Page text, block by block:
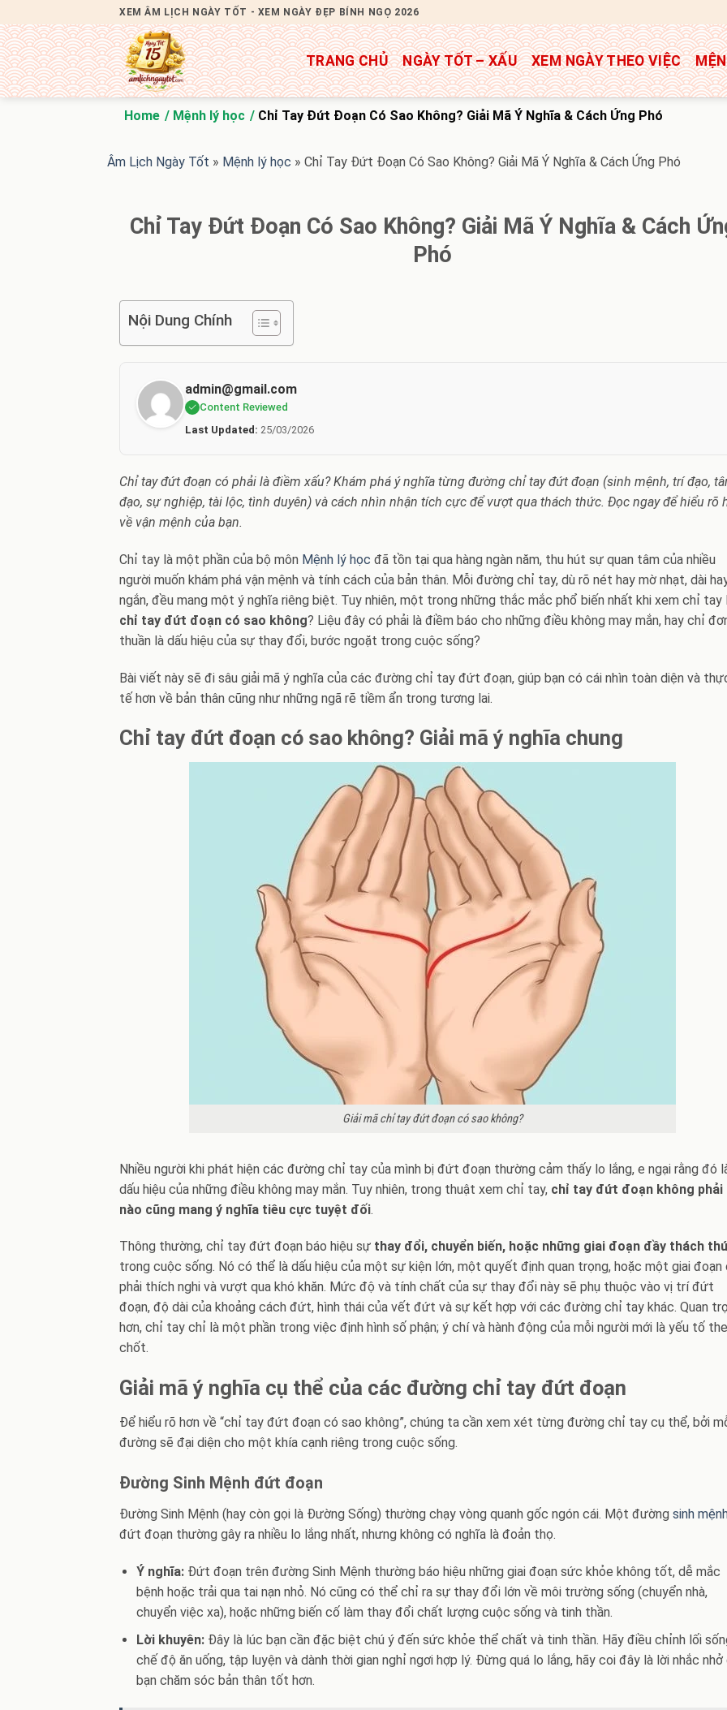
qua
nội
dung
XEM ÂM LỊCH NGÀY TỐT - XEM NGÀY ĐẸP BÍNH NGỌ 2026
TRANG CHỦ NGÀY TỐT – XẤU XEM NGÀY THEO VIỆC
Home Mệnh lý học Chỉ Tay Đứt Đoạn Có Sao Không? Giải Mã Ý Nghĩa & Cách Ứng Phó
Âm Lịch Ngày Tốt » Mệnh lý học » Chỉ Tay Đứt Đoạn Có Sao Không? Giải Mã Ý Nghĩa & Cách Ứng Phó
Chỉ Tay Đứt Đoạn Có Sao Không? Giải Mã Ý Nghĩa & Cách
Phó
Nội Dung Chính
admin@gmail.com
Content Reviewed
Last Updated: 25/03/2026
Chỉ tay đứt đoạn có phải là điềm xấu? Khám phá ý nghĩa từng đường chỉ tay đứt đoạn (sinh mệnh, trí đạo,
đạo, sự nghiệp, tài lộc, tình duyên) và cách nhìn nhận tích cực để vượt qua thách thức. Đọc ngay để hiểu rõ
về vận mệnh của bạn.
Chỉ tay là một phần của bộ môn Mệnh lý học đã tồn tại qua hàng ngàn năm, thu hút sự quan tâm của nhiều
người muốn khám phá vận mệnh và tính cách của bản thân. Mỗi đường chỉ tay, dù rõ nét hay mờ nhạt, dài
ngắn, đều mang một ý nghĩa riêng biệt. Tuy nhiên, một trong những thắc mắc phổ biến nhất khi xem chỉ tay
chỉ tay đứt đoạn có sao không? Liệu đây có phải là điềm báo cho những điều không may mắn, hay chỉ
thuần là dấu hiệu của sự thay đổi, bước ngoặt trong cuộc sống?
Bài viết này sẽ đi sâu giải mã ý nghĩa của các đường chỉ tay đứt đoạn, giúp bạn có cái nhìn toàn diện và
tế hơn về bản thân cũng như những ngã rẽ tiềm ẩn trong tương lai.
Chỉ tay đứt đoạn có sao không? Giải mã ý nghĩa chung
Giải mã chỉ tay đứt đoạn có sao không?
Nhiều người khi phát hiện các đường chỉ tay của mình bị đứt đoạn thường cảm thấy lo lắng, e ngại rằng đó
dấu hiệu của những điều không may mắn. Tuy nhiên, trong thuật xem chỉ tay, chỉ tay đứt đoạn không phải
nào cũng mang ý nghĩa tiêu cực tuyệt đối.
Thông thường, chỉ tay đứt đoạn báo hiệu sự thay đổi, chuyển biến, hoặc những giai đoạn đầy thách
trong cuộc sống. Nó có thể là dấu hiệu của một sự kiện lớn, một quyết định quan trọng, hoặc một giai đoạn
phải thích nghi và vượt qua khó khăn. Mức độ và tính chất của sự thay đổi này sẽ phụ thuộc vào vị trí đứt
đoạn, độ dài của khoảng cách đứt, hình thái của vết đứt và sự kết hợp với các đường chỉ tay khác. Quan
hơn, chỉ tay chỉ là một phần trong việc định hình số phận; ý chí và hành động của mỗi người mới là yếu tố
chốt.
Giải mã ý nghĩa cụ thể của các đường chỉ tay đứt đoạn
Để hiểu rõ hơn về “chỉ tay đứt đoạn có sao không”, chúng ta cần xem xét từng đường chỉ tay cụ thể, bởi
đường sẽ đại diện cho một khía cạnh riêng trong cuộc sống.
Đường Sinh Mệnh đứt đoạn
Đường Sinh Mệnh (hay còn gọi là Đường Sống) thường chạy vòng quanh gốc ngón cái. Một đường sinh
đứt đoạn thường gây ra nhiều lo lắng nhất, nhưng không có nghĩa là đoản thọ.
Ý nghĩa:Đứt đoạn trên đường Sinh Mệnh thường báo hiệu những giai đoạn sức khỏe không tốt, dễ mắc
bệnh hoặc trải qua tai nạn nhỏ. Nó cũng có thể chỉ ra sự thay đổi lớn về môi trường sống (chuyển nhà,
chuyển việc xa), hoặc những biến cố làm thay đổi chất lượng cuộc sống và tinh thần.
Lời khuyên:Đây là lúc bạn cần đặc biệt chú ý đến sức khỏe thể chất và tinh thần. Hãy điều chỉnh lối
chế độ ăn uống, tập luyện và dành thời gian nghỉ ngơi hợp lý. Đừng quá lo lắng, hãy coi đây là lời nhắc nhở
bạn chăm sóc bản thân tốt hơn.